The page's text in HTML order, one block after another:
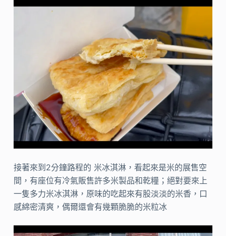
接著來到2分鐘路程的 米冰淇淋，看起來是米的展售空
間，有座位有冷氣販售許多米製品和乾糧；絕對要來上
一隻多力米冰淇淋，原味的吃起來有股淡淡的米香，口
感綿密清爽，偶爾還會有幾顆脆脆的米粒冰